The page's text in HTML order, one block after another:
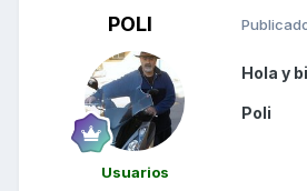
POLI
Usuarios
Hola y
Poli